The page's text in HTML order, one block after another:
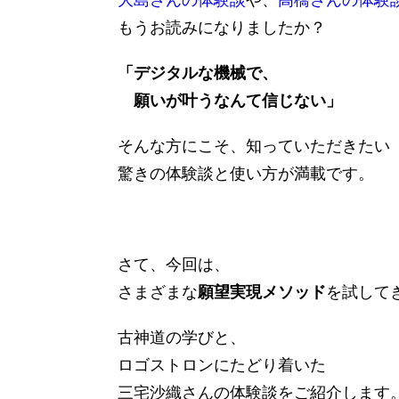
もうお読みになりましたか？
「デジタルな機械で、
願いが叶うなんて信じない」
そんな方にこそ、知っていただきたい
驚きの体験談と使い方が満載です。
さて、今回は、
さまざまな願望実現メソッドを試して
古神道の学びと、
ロゴストロンにたどり着いた
三宅沙織さんの体験談をご紹介します。